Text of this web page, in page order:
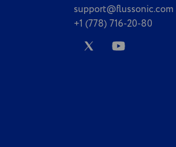
support@flussonic.com
+1 (778) 716-20-80